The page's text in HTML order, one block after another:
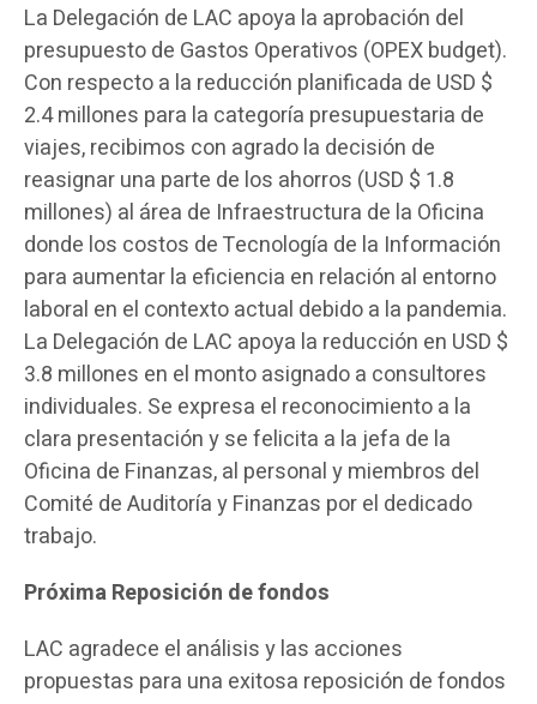
La Delegación de LAC apoya la aprobación del
presupuesto de Gastos Operativos (OPEX budget).
Con respecto a la reducción planificada de USD $
2.4 millones para la categoría presupuestaria de
viajes, recibimos con agrado la decisión de
reasignar una parte de los ahorros (USD $ 1.8
millones) al área de Infraestructura de la Oficina
donde los costos de Tecnología de la Información
para aumentar la eficiencia en relación al entorno
laboral en el contexto actual debido a la pandemia.
La Delegación de LAC apoya la reducción en USD $
3.8 millones en el monto asignado a consultores
individuales. Se expresa el reconocimiento a la
clara presentación y se felicita a la jefa de la
Oficina de Finanzas, al personal y miembros del
Comité de Auditoría y Finanzas por el dedicado
trabajo.
Próxima Reposición de fondos
LAC agradece el análisis y las acciones
propuestas para una exitosa reposición de fondos